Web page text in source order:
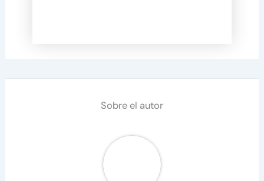
Sobre el autor